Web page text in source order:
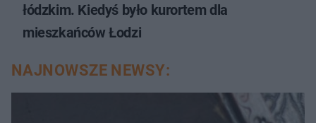
łódzkim. Kiedyś było kurortem dla
mieszkańców Łodzi
NAJNOWSZE NEWSY: